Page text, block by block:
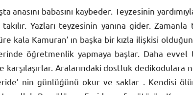
anasını babasını kaybeder. Teyzesinin
takılır. Yazları teyzesinin yanına gider.
kala Kamuran’ ın başka bir kızla ilişkisi
öğretmenlik yapmaya başlar. Daha evvel
karşılaşırlar. Aralarındaki dostluk
nin günlüğünü okur ve saklar . Kendisi